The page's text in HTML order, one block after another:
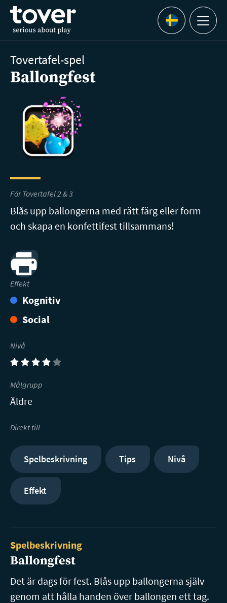
Hoppa till huvudinnehållet
Languages
Menu
Tovertafel-spel
Ballongfest
För Tovertafel 2 & 3
Blås upp ballongerna med rätt färg eller form
och skapa en konfettifest tillsammans!
Print
Effekt
Kognitiv
Social
Nivå
(4)
Målgrupp
Äldre
Direkt till
Spelbeskrivning Tips Nivå
Effekt
Spelbeskrivning
Ballongfest
Det är dags för fest. Blås upp ballongerna själv
genom att hålla handen över ballongen ett tag.